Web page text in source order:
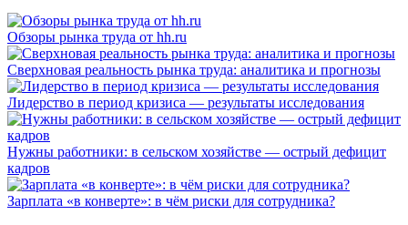
Обзоры рынка труда от hh.ru
Сверхновая реальность рынка труда: аналитика и прогнозы
Лидерство в период кризиса — результаты исследования
Нужны работники: в сельском хозяйстве — острый дефицит
кадров
Зарплата «в конверте»: в чём риски для сотрудника?